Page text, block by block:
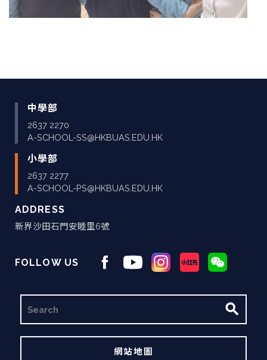
中學部
2637 2270
A-SCHOOL-SS@HKBUAS.EDU.HK
小學部
2637 2277
A-SCHOOL-PS@HKBUAS.EDU.HK
ADDRESS
新界沙田石門安睦里6號
FOLLOW US
尋
網站地圖